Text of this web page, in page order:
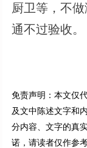
厨卫等，不
通不过验收。
免责声明：本文仅
及文中陈述文字和
分内容、文字的真
诺，请读者仅作参